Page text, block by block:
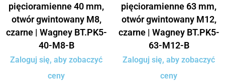
pięcioramienne 40 mm,
otwór gwintowany M8,
czarne | Wagney BT.PK5-
40-M8-B
Zaloguj się, aby zobaczyć
ceny
pięcioramienne 63 mm,
otwór gwintowany M12,
czarne | Wagney BT.PK5-
63-M12-B
Zaloguj się, aby zobaczyć
ceny